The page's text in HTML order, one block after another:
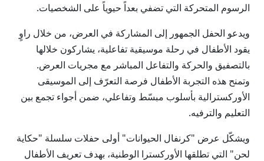
الرسوم المتحركة التي تضفي بعداً حيوياً على الشخصيات.
ويدعو الحفل الجمهور إلى المشاركة في العرض، من خلال راوٍ
يقود الأطفال في رحلة موسيقية تفاعلية، يشاركون خلالها
بالتصفيق والحركة والتفاعل المباشر مع مجريات العرض.
وتمنح هذه التجربة الأطفال فرصة التعرّف إلى الموسيقى
الأوركسترالية بأسلوب مبسّط وتفاعلي، ضمن أجواء تجمع بين
التعليم والترفيه.
ويشكّل عرض "كرنفال الحيوانات" أولى حفلات سلسلة "حكاية
لحن" التي تطلقها الأوركسترا الوطنية، بهدف تعريف الأطفال